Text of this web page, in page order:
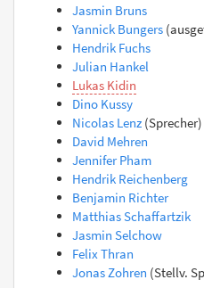
Jasmin Bruns
Yannick Bungers
Hendrik Fuchs
Julian Hankel
Lukas Kidin
Dino Kussy
Nicolas Lenz (Sprecher)
David Mehren
Jennifer Pham
Hendrik Reichenberg
Benjamin Richter
Matthias Schaffartzik
Jasmin Selchow
Felix Thran
Jonas Zohren (Stellv.